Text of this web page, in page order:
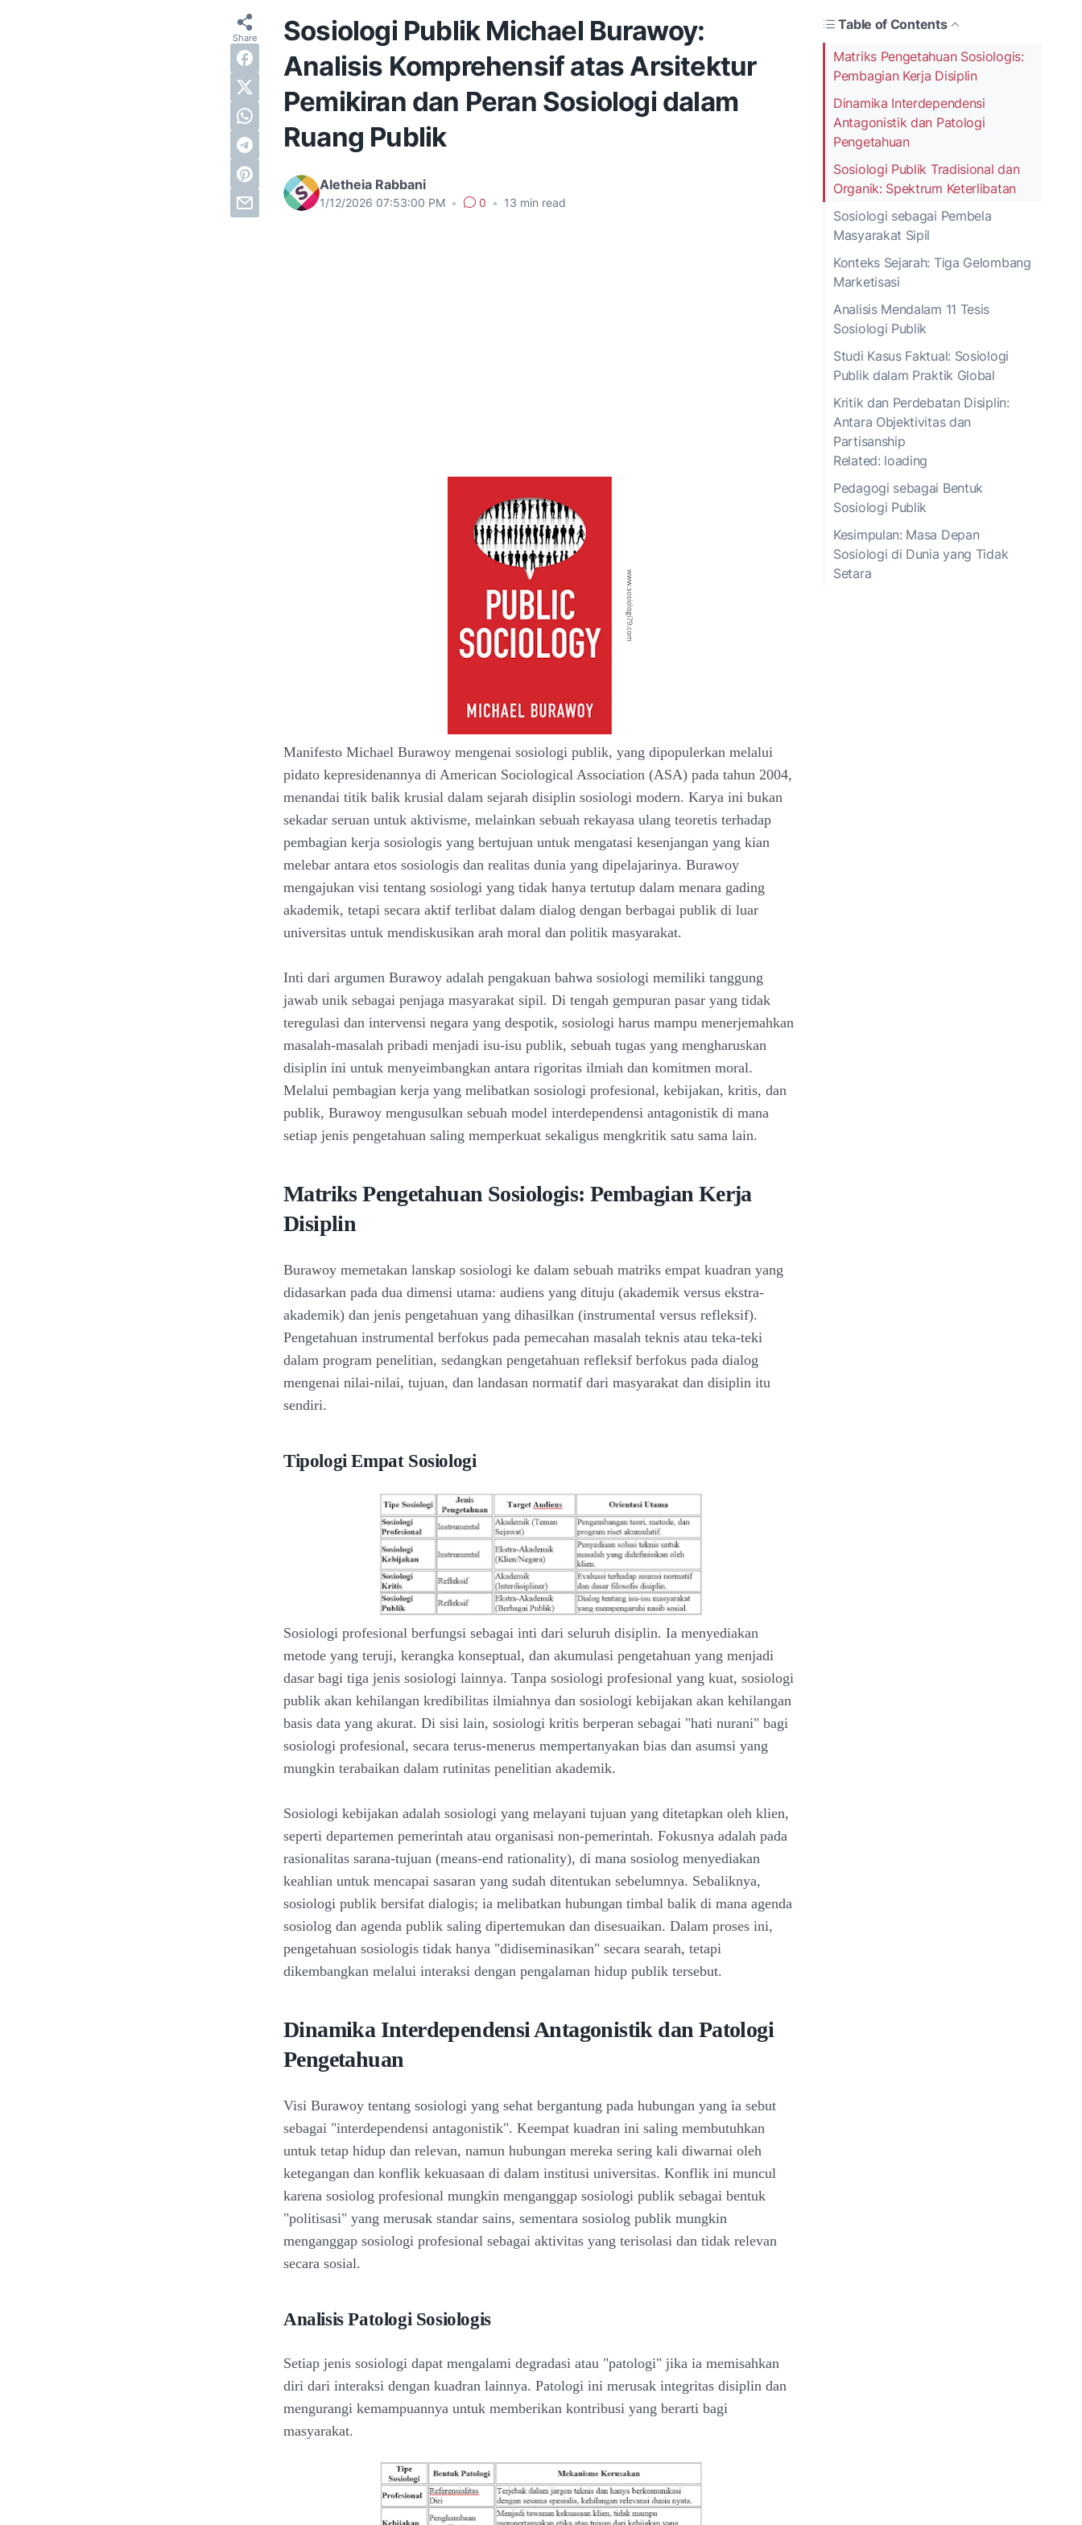
Sosiologi Publik Michael Burawoy:
Analisis Komprehensif atas Arsitektur
Pemikiran dan Peran Sosiologi dalam
Ruang Publik
Aletheia Rabbani
1/12/2026 07:53:00 PM • 0 • 13 min read
Table of Contents
Matriks Pengetahuan Sosiologis:
Pembagian Kerja Disiplin
Dinamika Interdependensi
Antagonistik dan Patologi
Pengetahuan
Sosiologi Publik Tradisional dan
Organik: Spektrum Keterlibatan
Sosiologi sebagai Pembela
Masyarakat Sipil
Konteks Sejarah: Tiga Gelombang
Marketisasi
Analisis Mendalam 11 Tesis
Sosiologi Publik
Studi Kasus Faktual: Sosiologi
Publik dalam Praktik Global
Kritik dan Perdebatan Disiplin:
Antara Objektivitas dan
Partisanship
Related: loading
Pedagogi sebagai Bentuk
Sosiologi Publik
Kesimpulan: Masa Depan
Sosiologi di Dunia yang Tidak
Setara
Manifesto Michael Burawoy mengenai sosiologi publik, yang dipopulerkan melalui
pidato kepresidenannya di American Sociological Association (ASA) pada tahun 2004,
menandai titik balik krusial dalam sejarah disiplin sosiologi modern. Karya ini bukan
sekadar seruan untuk aktivisme, melainkan sebuah rekayasa ulang teoretis terhadap
pembagian kerja sosiologis yang bertujuan untuk mengatasi kesenjangan yang kian
melebar antara etos sosiologis dan realitas dunia yang dipelajarinya. Burawoy
mengajukan visi tentang sosiologi yang tidak hanya tertutup dalam menara gading
akademik, tetapi secara aktif terlibat dalam dialog dengan berbagai publik di luar
universitas untuk mendiskusikan arah moral dan politik masyarakat.
Inti dari argumen Burawoy adalah pengakuan bahwa sosiologi memiliki tanggung
jawab unik sebagai penjaga masyarakat sipil. Di tengah gempuran pasar yang tidak
teregulasi dan intervensi negara yang despotik, sosiologi harus mampu menerjemahkan
masalah-masalah pribadi menjadi isu-isu publik, sebuah tugas yang mengharuskan
disiplin ini untuk menyeimbangkan antara rigoritas ilmiah dan komitmen moral.
Melalui pembagian kerja yang melibatkan sosiologi profesional, kebijakan, kritis, dan
publik, Burawoy mengusulkan sebuah model interdependensi antagonistik di mana
setiap jenis pengetahuan saling memperkuat sekaligus mengkritik satu sama lain.
Matriks Pengetahuan Sosiologis: Pembagian Kerja
Disiplin
Burawoy memetakan lanskap sosiologi ke dalam sebuah matriks empat kuadran yang
didasarkan pada dua dimensi utama: audiens yang dituju (akademik versus ekstra-
akademik) dan jenis pengetahuan yang dihasilkan (instrumental versus refleksif).
Pengetahuan instrumental berfokus pada pemecahan masalah teknis atau teka-teki
dalam program penelitian, sedangkan pengetahuan refleksif berfokus pada dialog
mengenai nilai-nilai, tujuan, dan landasan normatif dari masyarakat dan disiplin itu
sendiri.
Tipologi Empat Sosiologi
Sosiologi profesional berfungsi sebagai inti dari seluruh disiplin. Ia menyediakan
metode yang teruji, kerangka konseptual, dan akumulasi pengetahuan yang menjadi
dasar bagi tiga jenis sosiologi lainnya. Tanpa sosiologi profesional yang kuat, sosiologi
publik akan kehilangan kredibilitas ilmiahnya dan sosiologi kebijakan akan kehilangan
basis data yang akurat. Di sisi lain, sosiologi kritis berperan sebagai "hati nurani" bagi
sosiologi profesional, secara terus-menerus mempertanyakan bias dan asumsi yang
mungkin terabaikan dalam rutinitas penelitian akademik.
Sosiologi kebijakan adalah sosiologi yang melayani tujuan yang ditetapkan oleh klien,
seperti departemen pemerintah atau organisasi non-pemerintah. Fokusnya adalah pada
rasionalitas sarana-tujuan (means-end rationality), di mana sosiolog menyediakan
keahlian untuk mencapai sasaran yang sudah ditentukan sebelumnya. Sebaliknya,
sosiologi publik bersifat dialogis; ia melibatkan hubungan timbal balik di mana agenda
sosiolog dan agenda publik saling dipertemukan dan disesuaikan. Dalam proses ini,
pengetahuan sosiologis tidak hanya "didiseminasikan" secara searah, tetapi
dikembangkan melalui interaksi dengan pengalaman hidup publik tersebut.
Dinamika Interdependensi Antagonistik dan Patologi
Pengetahuan
Visi Burawoy tentang sosiologi yang sehat bergantung pada hubungan yang ia sebut
sebagai "interdependensi antagonistik". Keempat kuadran ini saling membutuhkan
untuk tetap hidup dan relevan, namun hubungan mereka sering kali diwarnai oleh
ketegangan dan konflik kekuasaan di dalam institusi universitas. Konflik ini muncul
karena sosiolog profesional mungkin menganggap sosiologi publik sebagai bentuk
"politisasi" yang merusak standar sains, sementara sosiolog publik mungkin
menganggap sosiologi profesional sebagai aktivitas yang terisolasi dan tidak relevan
secara sosial.
Analisis Patologi Sosiologis
Setiap jenis sosiologi dapat mengalami degradasi atau "patologi" jika ia memisahkan
diri dari interaksi dengan kuadran lainnya. Patologi ini merusak integritas disiplin dan
mengurangi kemampuannya untuk memberikan kontribusi yang berarti bagi
masyarakat.